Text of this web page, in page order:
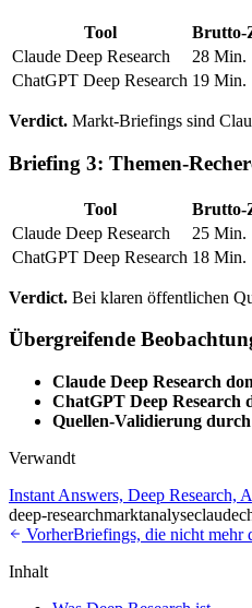
Tool Brutto-
Claude Deep Research
28 Min.
ChatGPT Deep Research 19 Min.
Verdict. Markt-Briefings sind
Briefing 3: Themen-
Tool Brutto-
Claude Deep Research
25 Min.
ChatGPT Deep Research 18 Min.
Verdict. Bei klaren öffentlichen
Übergreifende
Claude Deep Research
ChatGPT Deep Research
Quellen-Validierung
Verwandt
Instant Answers, Deep Research,
deep-researchmarktanalyseclaude
VorherBriefings, die nicht mehr
Inhalt